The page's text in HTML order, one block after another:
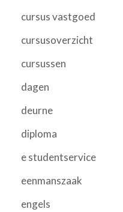
cursus vastgoed
cursusoverzicht
cursussen
dagen
deurne
diploma
e studentservice
eenmanszaak
engels